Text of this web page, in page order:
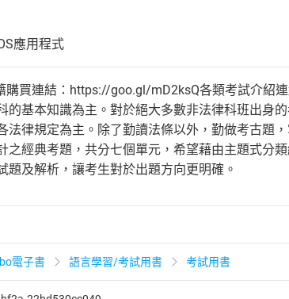
應用程式
購買連結：https://goo.gl/mD2ksQ各類考試介紹
的基本知識為主。對於絕大多數非法律科班出身
法律規定為主。除了勤讀法條以外，勤做考古題
經典考題，共分七個單元，希望藉由主題式分
及解析，讓考生對於出題方向更明確。
電子書 語言學習/考試用書 考試用書